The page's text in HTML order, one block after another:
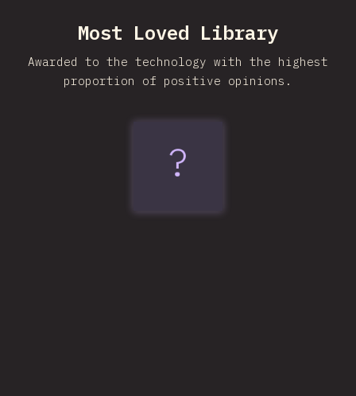
Most Loved Library
Awarded to the technology with the highest
proportion of positive opinions.
?
Vite